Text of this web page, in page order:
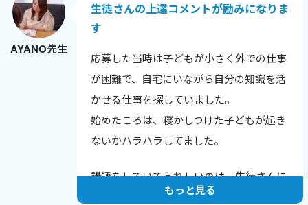
AYANO先生
生徒さんの上達コメントが励みになりま
す
応募した当時は子どもが小さく外での仕事
が困難で、自宅にいながら自分の知識を活
かせる仕事を探していました。
始めたころは、寝かしつけた子どもが起き
ないかハラハラしてました。
講師をしていてうれしいのは、生徒さんに
上達のコメントをいただいたときです。
もっと見る